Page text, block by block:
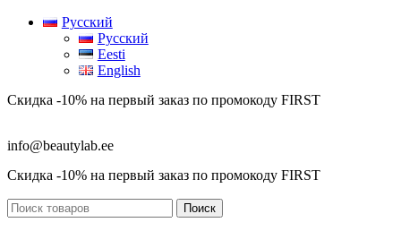
Русский
Русский
Eesti
English
Скидка -10% на первый заказ по промокоду FIRST
info@beautylab.ee
Скидка -10% на первый заказ по промокоду FIRST
Поиск